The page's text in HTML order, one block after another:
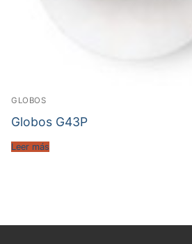
GLOBOS
Globos G43P
Leer más